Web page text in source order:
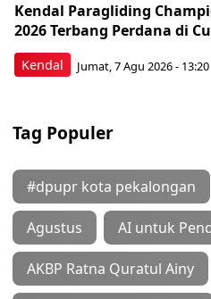
Kendal
Kendal Paragliding
2026 Terbang Perdana di
Jumat, 7 Agu 2026 - 13:20
Tag Populer
#dpupr kota pekalongan
Agustus AI untuk
AKBP Ratna Quratul Ainy